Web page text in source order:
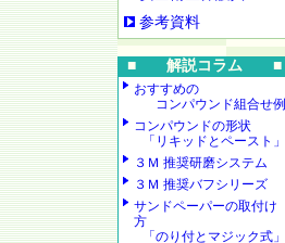
参考資料
■ 解説コラム ■
おすすめの
コンパウンド組合せ例
コンパウンドの形状
「リキッドとペースト」
３Ｍ 推奨研磨システム
３Ｍ 推奨バフシリーズ
サンドペーパーの取付け
方
「のり付とマジック式」